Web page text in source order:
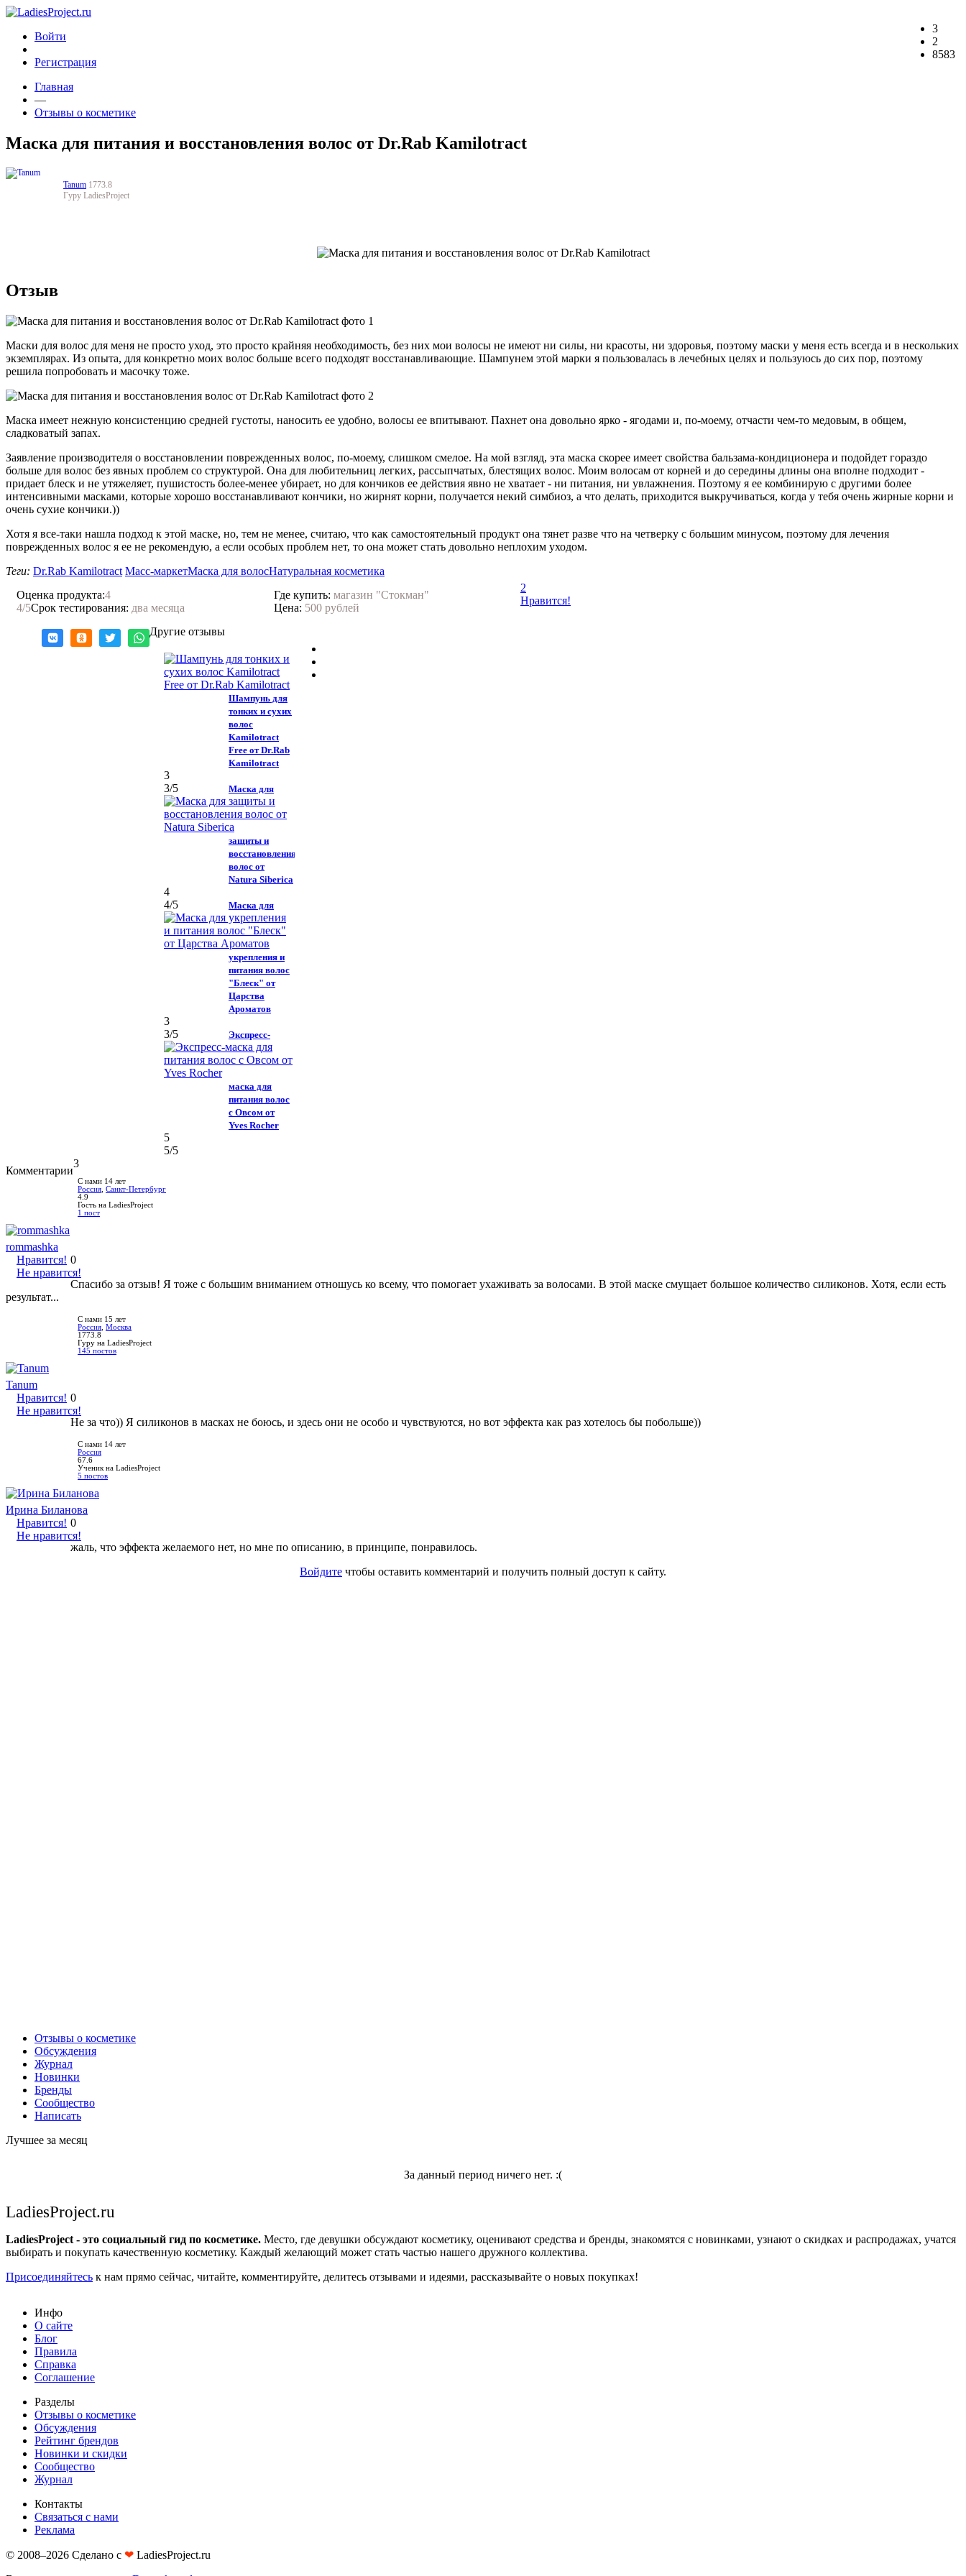
Войти
Регистрация
Главная
—
Отзывы о косметике
Маска для питания и восстановления волос от Dr.Rab Kamilotract
Tanum 1773.8
Гуру LadiesProject
3
2
8583
Отзыв
Маски для волос для меня не просто уход, это просто крайняя необходимость, без них мои волосы не имеют ни силы, ни красоты, ни здоровья, поэтому маски у меня есть всегда и в нескольких
экземплярах. Из опыта, для конкретно моих волос больше всего подходят восстанавливающие. Шампунем этой марки я пользовалась в лечебных целях и пользуюсь до сих пор, поэтому
решила попробовать и масочку тоже.
Маска имеет нежную консистенцию средней густоты, наносить ее удобно, волосы ее впитывают. Пахнет она довольно ярко - ягодами и, по-моему, отчасти чем-то медовым, в общем,
сладковатый запах.
Заявление производителя о восстановлении поврежденных волос, по-моему, слишком смелое. На мой взгляд, эта маска скорее имеет свойства бальзама-кондиционера и подойдет гораздо
больше для волос без явных проблем со структурой. Она для любительниц легких, рассыпчатых, блестящих волос. Моим волосам от корней и до середины длины она вполне подходит -
придает блеск и не утяжеляет, пушистость более-менее убирает, но для кончиков ее действия явно не хватает - ни питания, ни увлажнения. Поэтому я ее комбинирую с другими более
интенсивными масками, которые хорошо восстанавливают кончики, но жирнят корни, получается некий симбиоз, а что делать, приходится выкручиваться, когда у тебя очень жирные корни и
очень сухие кончики.))
Хотя я все-таки нашла подход к этой маске, но, тем не менее, считаю, что как самостоятельный продукт она тянет разве что на четверку с большим минусом, поэтому для лечения
поврежденных волос я ее не рекомендую, а если особых проблем нет, то она может стать довольно неплохим уходом.
Теги: Dr.Rab Kamilotract Масс-маркетМаска для волосНатуральная косметика
Оценка продукта:4
4/5Срок тестирования: два месяца
Где купить: магазин "Стокман"
Цена: 500 рублей
2
Нравится!
Другие отзывы
Шампунь для
тонких и сухих
волос
Kamilotract
Free от Dr.Rab
Kamilotract
3
3/5 Маска для
защиты и
восстановления
волос от
Natura Siberica
4
4/5 Маска для
укрепления и
питания волос
"Блеск" от
Царства
Ароматов
3
3/5 Экспресс-
маска для
питания волос
с Овсом от
Yves Rocher
5
5/5
Комментарии
3
С нами 14 лет
Россия Санкт-Петербург
4.9
Гость на LadiesProject
1 пост
rommashka
Нравится!
Не нравится!
0
Спасибо за отзыв! Я тоже с большим вниманием отношусь ко всему, что помогает ухаживать за волосами. В этой маске смущает большое количество силиконов. Хотя, если есть
результат...
С нами 15 лет
Россия Москва
1773.8
Гуру на LadiesProject
145 постов
Tanum
Нравится!
Не нравится!
0
Не за что)) Я силиконов в масках не боюсь, и здесь они не особо и чувствуются, но вот эффекта как раз хотелось бы побольше))
С нами 14 лет
Россия
67.6
Ученик на LadiesProject
5 постов
Ирина Биланова
Нравится!
Не нравится!
0
жаль, что эффекта желаемого нет, но мне по описанию, в принципе, понравилось.
Войдите чтобы оставить комментарий и получить полный доступ к сайту.
Отзывы о косметике
Обсуждения
Журнал
Новинки
Бренды
Сообщество
Написать
Лучшее за месяц
За данный период ничего нет. :(
LadiesProject.ru
LadiesProject - это социальный гид по косметике. Место, где девушки обсуждают косметику, оценивают средства и бренды, знакомятся с новинками, узнают о скидках и распродажах, учатся
выбирать и покупать качественную косметику. Каждый желающий может стать частью нашего дружного коллектива.
Присоединяйтесь к нам прямо сейчас, читайте, комментируйте, делитесь отзывами и идеями, рассказывайте о новых покупках!
Инфо
О сайте
Блог
Правила
Справка
Соглашение
Разделы
Отзывы о косметике
Обсуждения
Рейтинг брендов
Новинки и скидки
Сообщество
Журнал
Контакты
Связаться с нами
Реклама
© 2008–2026 Сделано с ❤︎ LadiesProject.ru